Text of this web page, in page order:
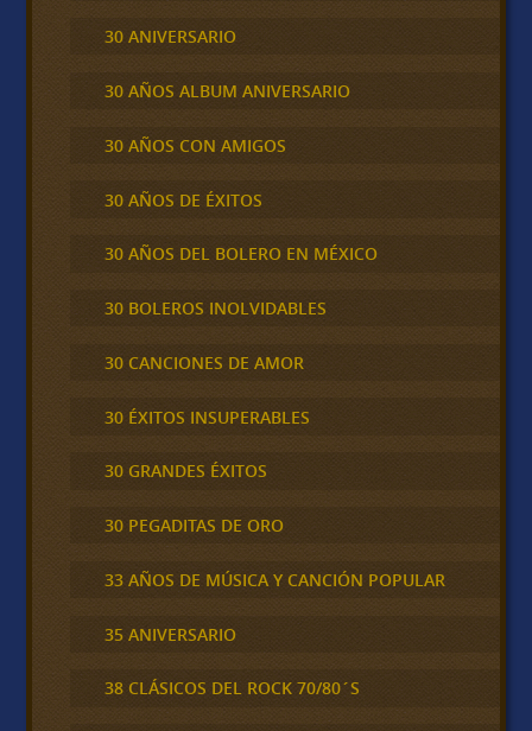
30 ANIVERSARIO
30 AÑOS ALBUM ANIVERSARIO
30 AÑOS CON AMIGOS
30 AÑOS DE ÉXITOS
30 AÑOS DEL BOLERO EN MÉXICO
30 BOLEROS INOLVIDABLES
30 CANCIONES DE AMOR
30 ÉXITOS INSUPERABLES
30 GRANDES ÉXITOS
30 PEGADITAS DE ORO
33 AÑOS DE MÚSICA Y CANCIÓN POPULAR
35 ANIVERSARIO
38 CLÁSICOS DEL ROCK 70/80´S